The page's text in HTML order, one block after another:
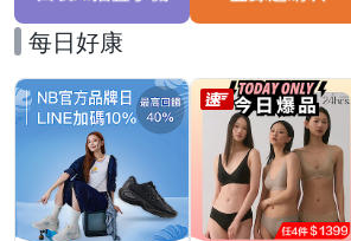
每日好康